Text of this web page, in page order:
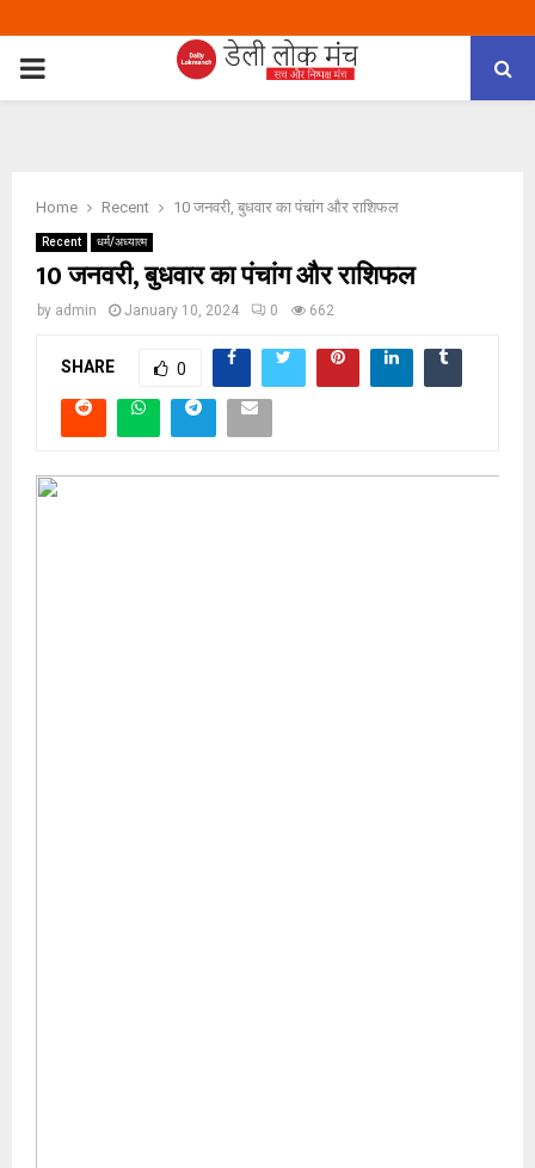
PRIMARY
Home Recent 10 जनवरी, बुधवार का पंचांग और राशिफल
Recent धर्म/अध्यात्म
10 जनवरी, बुधवार का पंचांग और राशिफल
by admin January 10, 2024 0 662
SHARE 0